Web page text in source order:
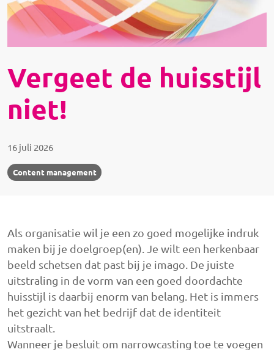
Vergeet de huisstijl
niet!
16 juli 2026
Content management
Als organisatie wil je een zo goed mogelijke indruk
maken bij je doelgroep(en). Je wilt een herkenbaar
beeld schetsen dat past bij je imago. De juiste
uitstraling in de vorm van een goed doordachte
huisstijl is daarbij enorm van belang. Het is immers
het gezicht van het bedrijf dat de identiteit
uitstraalt.
Wanneer je besluit om narrowcasting toe te voegen